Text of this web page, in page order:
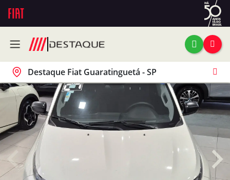
Destaque Fiat Guaratinguetá - SP